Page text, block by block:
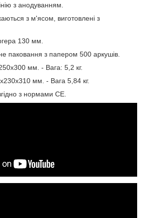
з анодуванням.
з м'ясом, виготовлені з
130 мм.
паковання з папером 500 аркушів.
мм. - Вага: 5,2 кг.
мм. - Вага 5,84 кг.
з нормами СЕ.